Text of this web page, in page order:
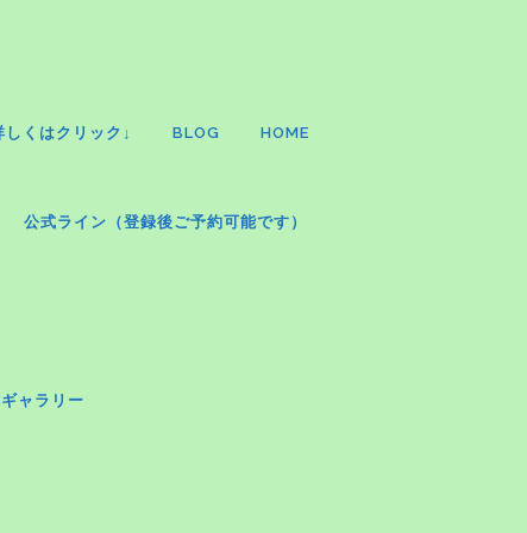
くはクリック↓ BLOG HOME
公式ライン（登録後ご予約可能です）
ャラリー